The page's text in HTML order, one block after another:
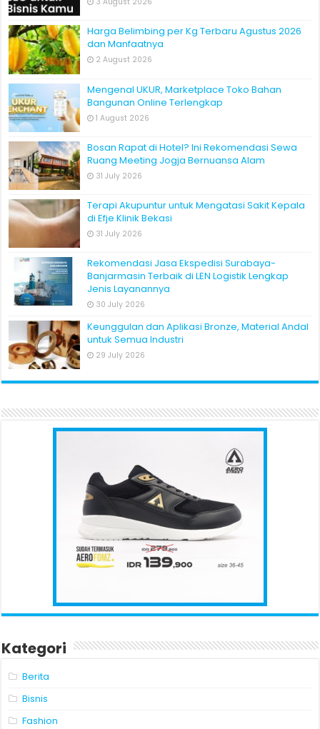
Harga Belimbing per Kg Terbaru Agustus 2026
dan Manfaatnya
2 August 2026
Mengenal UKUR, Marketplace Toko Bahan
Bangunan Online Terlengkap
1 August 2026
Bosan Rapat di Hotel? Ini Rekomendasi Sewa
Ruang Meeting Jogja Bernuansa Alam
31 July 2026
Terapi Akupuntur untuk Mengatasi Sakit Kepala
di Efje Klinik Bekasi
31 July 2026
Rekomendasi Jasa Ekspedisi Surabaya-
Banjarmasin Terbaik di LEN Logistik Lengkap
Jenis Layanannya
30 July 2026
Keunggulan dan Aplikasi Bronze, Material Andal
untuk Semua Industri
29 July 2026
Kategori
Berita
Bisnis
Fashion